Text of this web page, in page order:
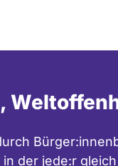
der jede:r